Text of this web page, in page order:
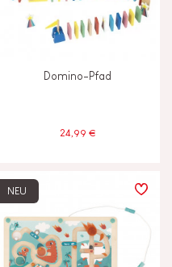
Domino-Pfad
24,99 €
NEU